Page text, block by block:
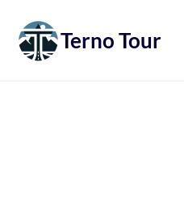
obsah
Terno Tour